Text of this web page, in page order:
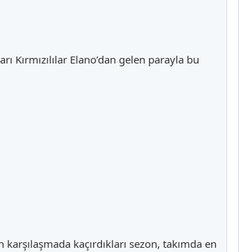
Elano’dan gelen parayla bu
kaçırdıkları sezon, takımda en